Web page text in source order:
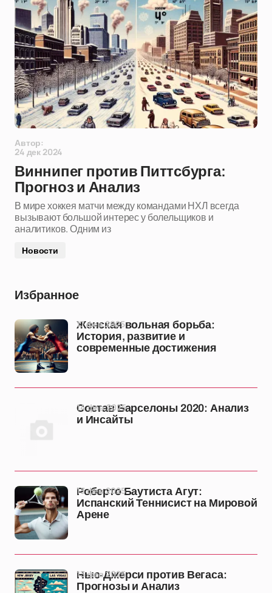
Автор:
24 дек 2024
Виннипег против Питтсбурга:
Прогноз и Анализ
В мире хоккея матчи между командами НХЛ всегда
вызывают большой интерес у болельщиков и
аналитиков. Одним из
Новости
Избранное
Женская вольная борьба:
История, развитие и
современные достижения
17 фев 2025
Состав Барселоны 2020: Анализ
и Инсайты
14 фев 2025
Роберто Баутиста Агут:
Испанский Теннисист на Мировой
Арене
13 фев 2025
Нью-Джерси против Вегаса:
Прогнозы и Анализ
13 фев 2025